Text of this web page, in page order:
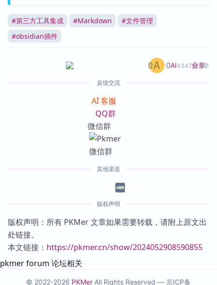
#第三方工具集成 #Markdown #文件管理
#obsidian插件
AI4347篇文章
0 0 分享
反馈交流
AI 客服
QQ群
微信群
其他渠道
版权声明
版权声明：所有 PKMer 文章如果需要转载，请附上原文出
处链接。
本文链接： https://pkmer.cn/show/2024052908590855
pkmer forum 论坛相关
© 2022-2026 PKMer All Rights Reserved — 京ICP备